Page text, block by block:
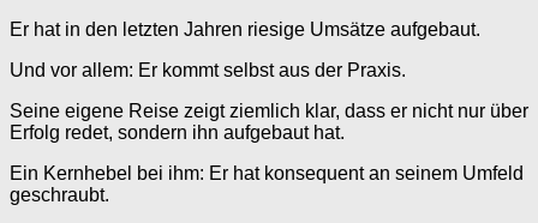
Er hat in den letzten Jahren riesige Umsätze aufgebaut.
Und vor allem: Er kommt selbst aus der Praxis.
Seine eigene Reise zeigt ziemlich klar, dass er nicht nur über
Erfolg redet, sondern ihn aufgebaut hat.
Ein Kernhebel bei ihm: Er hat konsequent an seinem Umfeld
geschraubt.